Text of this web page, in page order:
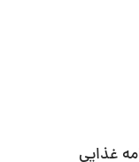
غذایی